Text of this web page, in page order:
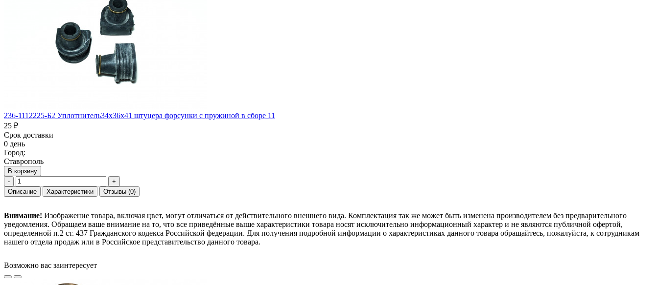
236-1112225-Б2 Уплотнитель34х36х41 штуцера форсунки с пружиной в сборе 11
25 ₽
Срок доставки
0 день
Город:
Ставрополь
В корзину
-
+
Описание
Характеристики Отзывы (0)
Внимание! Изображение товара, включая цвет, могут отличаться от действительного внешнего вида. Комплектация так же может быть изменена производителем без предварительного
уведомления. Обращаем ваше внимание на то, что все приведённые выше характеристики товара носят исключительно информационный характер и не являются публичной офертой,
определенной п.2 ст. 437 Гражданского кодекса Российской федерации. Для получения подробной информации о характеристиках данного товара обращайтесь, пожалуйста, к сотрудникам
нашего отдела продаж или в Российское представительство данного товара.
Возможно вас заинтересует